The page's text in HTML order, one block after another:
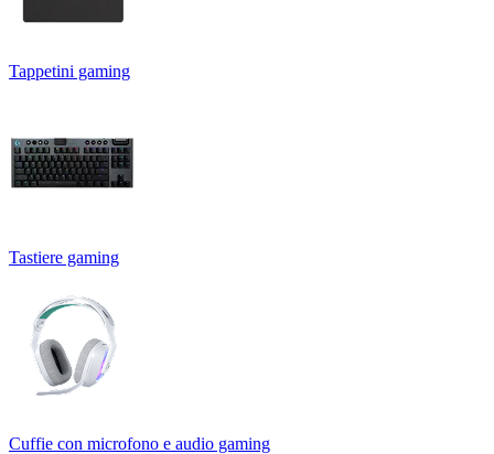
Tappetini gaming
Tastiere gaming
Cuffie con microfono e audio gaming